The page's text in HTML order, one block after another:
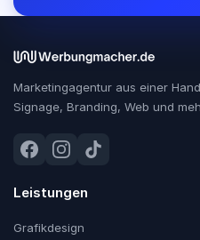
Marketingagentur aus einer
Signage, Branding, Web und
Leistungen
Grafikdesign